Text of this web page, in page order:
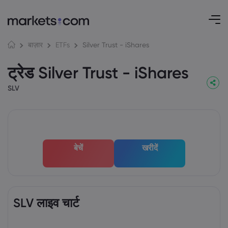
बाज़ार ETFs Silver Trust - iShares
ट्रेड Silver Trust - iShares
SLV
बेचें खरीदें
SLV लाइव चार्ट